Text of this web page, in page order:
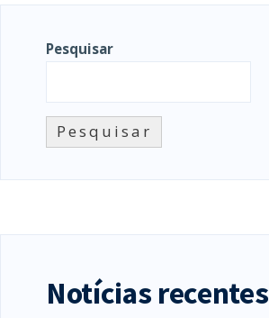
Pesquisar
Pesquisar
Notícias recentes